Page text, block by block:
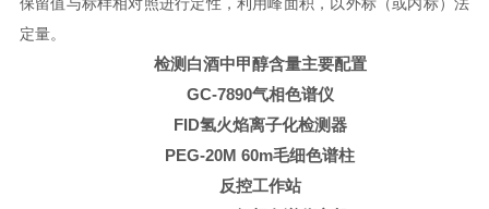
定量。
检测白酒中甲醇含量主要配置
GC-7890气相色谱仪
FID氢火焰离子化检测器
PEG-20M 60m毛细色谱柱
反控工作站